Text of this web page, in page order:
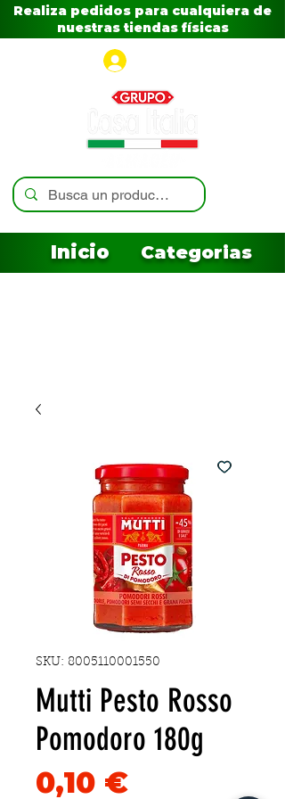
Realiza pedidos para cualquiera de
nuestras tiendas físicas
Inicio Categorias
SKU: 8005110001550
Mutti Pesto Rosso
Pomodoro 180g
0,10 €Precio